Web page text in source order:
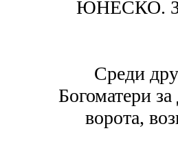
ЮНЕСКО.
Среди
Богоматери
ворота,